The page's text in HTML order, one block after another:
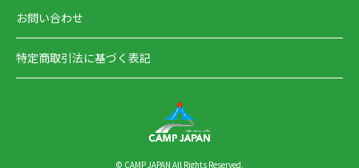
お問い合わせ
特定商取引法に基づく表記
© CAMP JAPAN All Rights Reserved.